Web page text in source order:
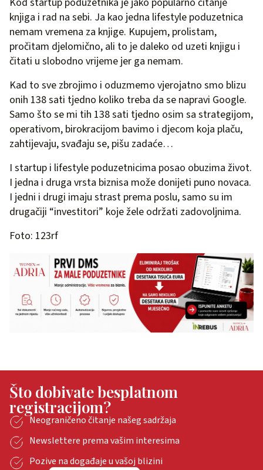
knjiga i rad na sebi. Ja kao jedna lifestyle poduzetnica
nemam vremena za knjige. Kupujem, prolistam,
pročitam djelomično, ali to je daleko od uzeti knjigu i
čitati u slobodno vrijeme jer ga nemam.
Kad to sve zbrojimo i oduzmemo vjerojatno smo blizu
onih 138 sati tjedno koliko treba da se napravi Google.
Samo što se mi tih 138 sati tjedno osim sa strategijom,
operativom, birokracijom bavimo i djecom koja plaču,
zahtijevaju, svađaju se, pišu zadaće…
I startup i lifestyle poduzetnicima posao obuzima život.
I jedna i druga vrsta biznisa može donijeti puno novaca.
I jedni i drugi imaju strast prema poslu, samo su im
drugačiji “investitori” koje žele održati zadovoljnima.
Foto: 123rf
Što dobivate besplatnom
registracijom?
Neograničeno čitanje našeg sadržaja
Newslettere prema vašim interesima
Pozive na događaje u vašoj blizini